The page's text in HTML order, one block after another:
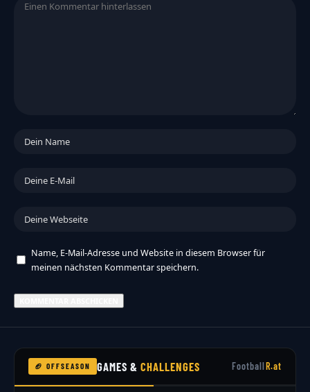
Name, E-Mail-Adresse und Website in diesem Browser für
meinen nächsten Kommentar speichern.
🏈 OFFSEASON GAMES &CHALLENGES FootballR.at